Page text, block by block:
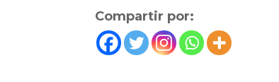
Compartir por: